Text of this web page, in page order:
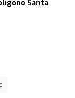
Santa